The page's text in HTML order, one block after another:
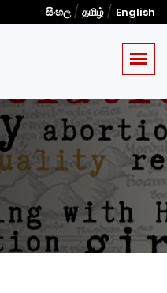
සිංහල/ தமிழ் / English